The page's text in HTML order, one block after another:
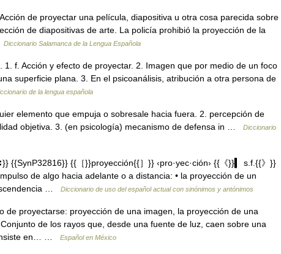
de proyectar una película, diapositiva u otra cosa parecida sobre
de diapositivas de arte. La policía prohibió la proyección de la
Diccionario Salamanca de la Lengua Española
f. Acción y efecto de proyectar. 2. Imagen que por medio de un foco
superficie plana. 3. En el psicoanálisis, atribución a otra persona de
de la lengua española
elemento que empuja o sobresale hacia fuera. 2. percepción de
objetiva. 3. (en psicología) mecanismo de defensa in …
Diccionario
{{SynP32816}} {{［}}proyección{{］}} ‹pro·yec·ción› {{《}}▍ s.f.{{》}}
de algo hacia adelante o a distancia: • la proyección de un
…
Diccionario de uso del español actual con sinónimos y antónimos
de proyectarse: proyección de una imagen, la proyección de una
de los rayos que, desde una fuente de luz, caen sobre una
en… …
Español en México